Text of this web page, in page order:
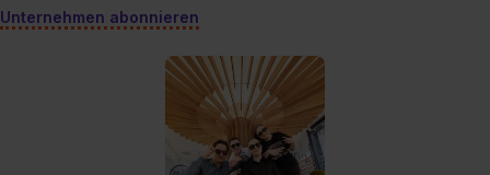
Unternehmen abonnieren